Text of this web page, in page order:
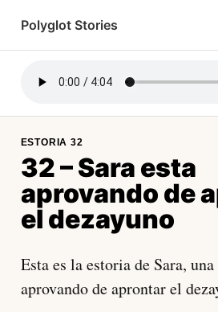
Polyglot Stories
About this project
ESTORIA 32
32 – Sara esta
aprovando de
el dezayuno
Esta es la estoria de Sara,
aprovando de aprontar el